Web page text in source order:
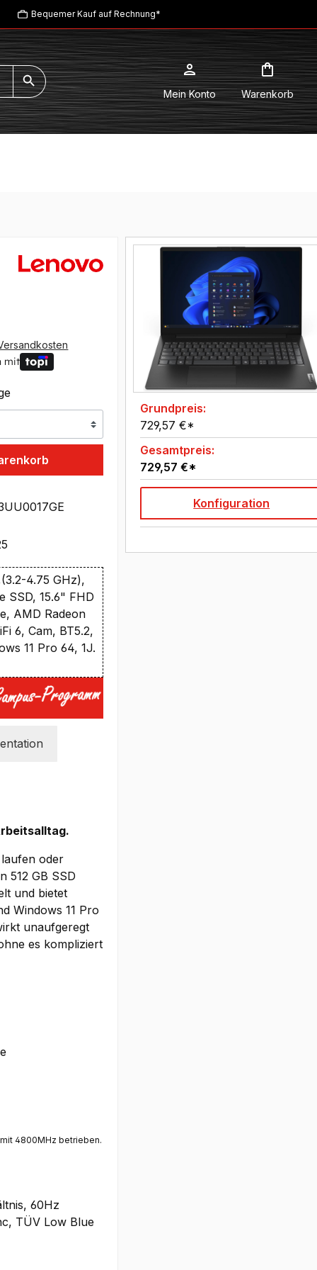
Bequemer Kauf auf Rechnung*
Mein Konto Warenkorb
mit
4.75 GHz),
SSD, 15.6" FHD
AMD Radeon
6, Cam, BT5.2,
11 Pro 64, 1J.
oder
512 GB SSD
und bietet
Windows 11 Pro
unaufgeregt
es kompliziert
4800MHz betrieben.
60Hz
TÜV Low Blue
Grundpreis:
729,57 €*
Gesamtpreis:
729,57 €*
Konfiguration